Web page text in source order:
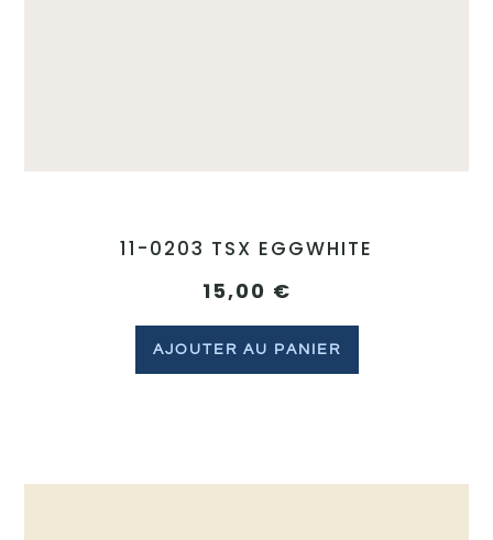
11-0203 TSX EGGWHITE
15,00 €
AJOUTER AU PANIER